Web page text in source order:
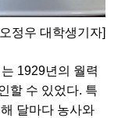
정우 대학생기자]
1929년의 월력
할 수 있었다. 특
달마다 농사와